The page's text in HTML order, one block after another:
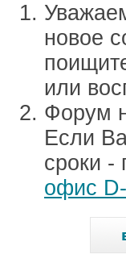
новое
или
Форум
Если
сроки -
офис